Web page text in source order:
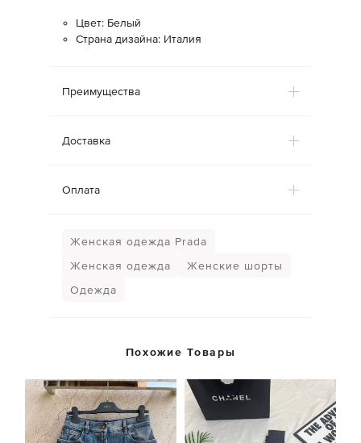
Цвет: Белый
Страна дизайна: Италия
Преимущества
Доставка
Оплата
Женская одежда Prada
Женская одежда
Женские шорты
Одежда
Похожие Товары